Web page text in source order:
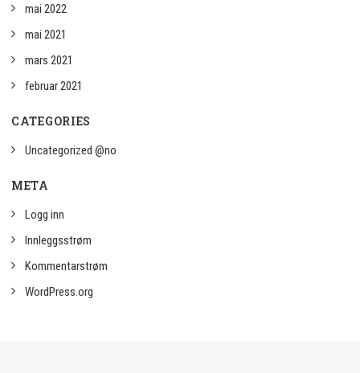
mai 2022
mai 2021
mars 2021
februar 2021
CATEGORIES
Uncategorized @no
META
Logg inn
Innleggsstrøm
Kommentarstrøm
WordPress.org